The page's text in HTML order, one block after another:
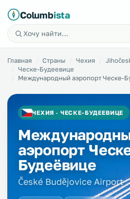
Columbista
Главная Страны Чехия
Ческе-Будеевице
Международный аэропорт Ческе-
ЧЕХИЯ · ЧЕСКЕ-БУДЕЕВИЦЕ
аэропорт
Будеёвице
České Budějovice Airport